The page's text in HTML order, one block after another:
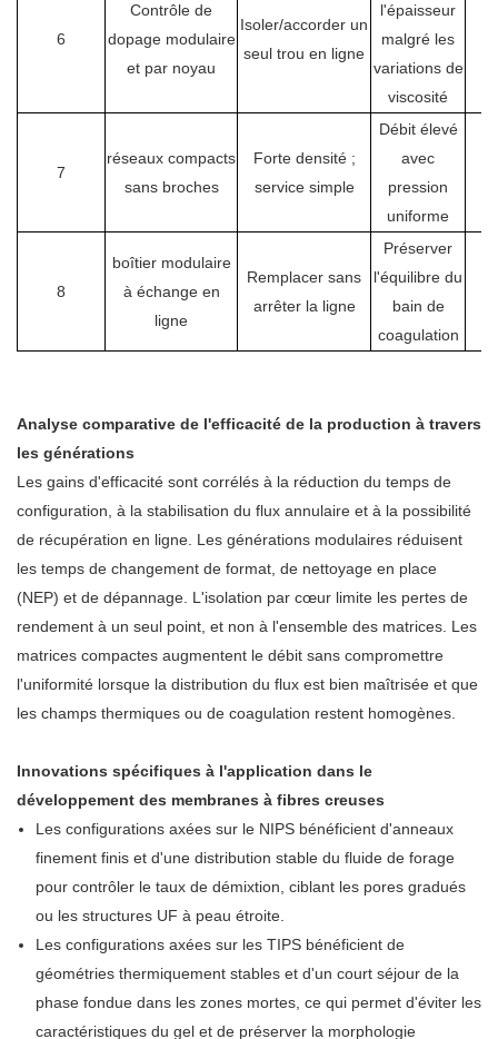
6
Contrôle de
dopage modulaire
et par noyau
Isoler/accorder un
seul trou en ligne
l'épaisseur
malgré les
variations de
viscosité
7
réseaux compacts
sans broches
Forte densité ;
service simple
Débit élevé
avec
pression
uniforme
8
boîtier modulaire
à échange en
ligne
Remplacer sans
arrêter la ligne
Préserver
l'équilibre du
bain de
coagulation
Analyse comparative de l'efficacité de la production à travers
les générations
Les gains d'efficacité sont corrélés à la réduction du temps de
configuration, à la stabilisation du flux annulaire et à la possibilité
de récupération en ligne. Les générations modulaires réduisent
les temps de changement de format, de nettoyage en place
(NEP) et de dépannage. L'isolation par cœur limite les pertes de
rendement à un seul point, et non à l'ensemble des matrices. Les
matrices compactes augmentent le débit sans compromettre
l'uniformité lorsque la distribution du flux est bien maîtrisée et que
les champs thermiques ou de coagulation restent homogènes.
Innovations spécifiques à l'application dans le
développement des membranes à fibres creuses
Les configurations axées sur le NIPS bénéficient d'anneaux
finement finis et d'une distribution stable du fluide de forage
pour contrôler le taux de démixtion, ciblant les pores gradués
ou les structures UF à peau étroite.
Les configurations axées sur les TIPS bénéficient de
géométries thermiquement stables et d'un court séjour de la
phase fondue dans les zones mortes, ce qui permet d'éviter les
caractéristiques du gel et de préserver la morphologie